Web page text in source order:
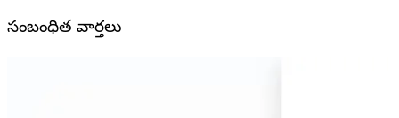
సంబంధిత వార్తలు